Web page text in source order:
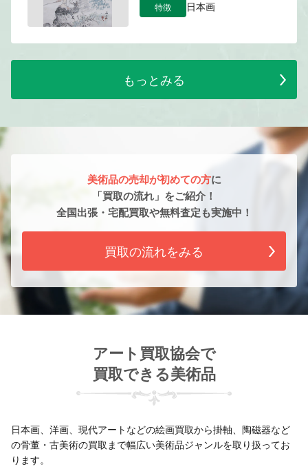
特徴 日本画
もっとみる
美術品の売却が初めての方に
「買取の流れ」をご紹介！
全国出張・宅配買取や無料査定も実施中！
買取の流れをみる
アート買取協会で
買取できる美術品
日本画、洋画、現代アートなどの絵画買取から掛軸、陶磁器など
の骨董・古美術の買取まで幅広い美術品ジャンルを取り扱ってお
ります。